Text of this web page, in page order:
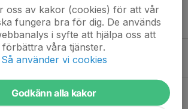
23/24
0
0
i Järvsö på lördag!
0
oss av kakor (cookies) för att vår
fungera bra för dig. De används
i syfte att hjälpa oss att
förbättra våra tjänster.
Så använder vi cookies
Godkänn alla kakor